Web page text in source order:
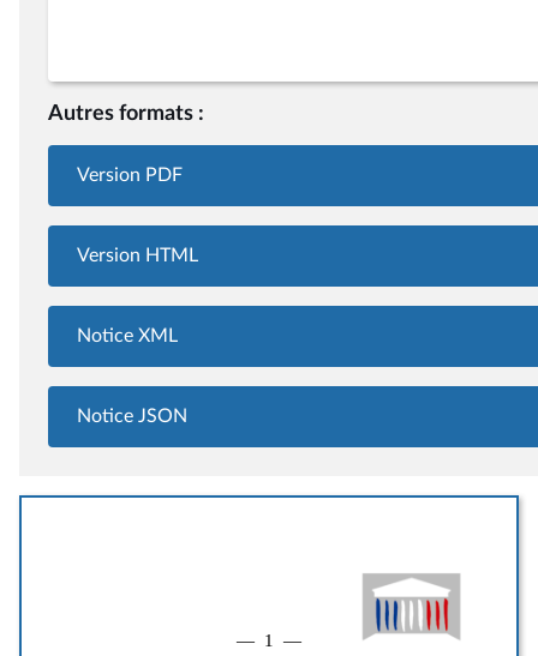
Autres formats :
Version PDF
Version HTML
Notice XML
Notice JSON